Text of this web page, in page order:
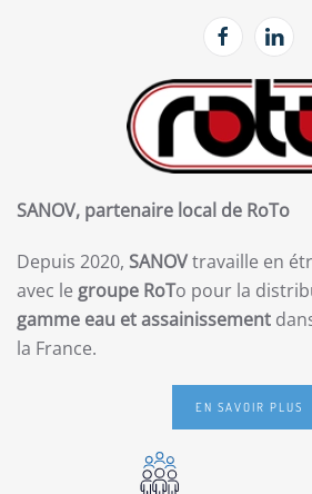
SANOV, partenaire local de RoTo
Depuis 2020, SANOVtravaille en
avec le groupe RoTo pour la
gamme eau et assainissement
la France.
EN SAVOIR PLUS